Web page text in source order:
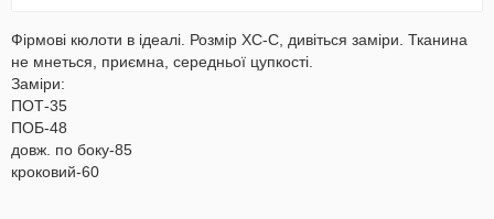
Фірмові кюлоти в ідеалі. Розмір ХС-С, дивіться заміри. Тканина
не мнеться, приємна, середньої цупкості.
Заміри:
ПОТ-35
ПОБ-48
довж. по боку-85
кроковий-60